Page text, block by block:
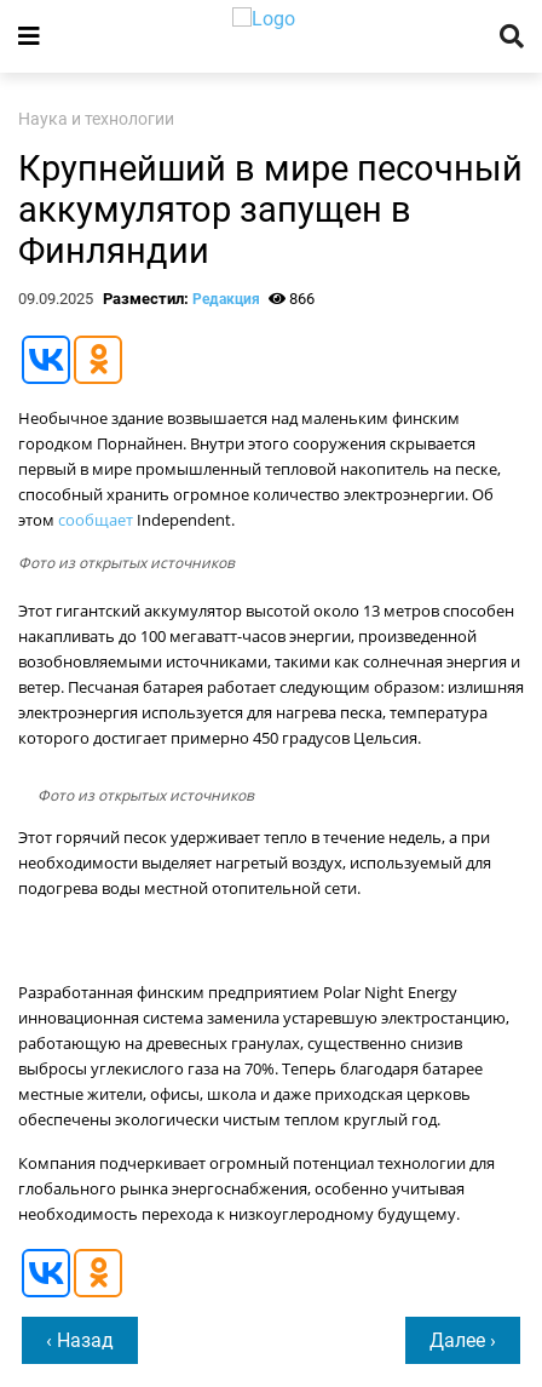
Наука и технологии
Крупнейший в мире песочный
аккумулятор запущен в
Финляндии
09.09.2025 Разместил: Редакция 866
Необычное здание возвышается над маленьким финским
городком Порнайнен. Внутри этого сооружения скрывается
первый в мире промышленный тепловой накопитель на песке,
способный хранить огромное количество электроэнергии. Об
этом сообщает Independent.
Фото из открытых источников
Этот гигантский аккумулятор высотой около 13 метров способен
накапливать до 100 мегаватт-часов энергии, произведенной
возобновляемыми источниками, такими как солнечная энергия и
ветер. Песчаная батарея работает следующим образом: излишняя
электроэнергия используется для нагрева песка, температура
которого достигает примерно 450 градусов Цельсия.
Фото из открытых источников
Этот горячий песок удерживает тепло в течение недель, а при
необходимости выделяет нагретый воздух, используемый для
подогрева воды местной отопительной сети.
Разработанная финским предприятием Polar Night Energy
инновационная система заменила устаревшую электростанцию,
работающую на древесных гранулах, существенно снизив
выбросы углекислого газа на 70%. Теперь благодаря батарее
местные жители, офисы, школа и даже приходская церковь
обеспечены экологически чистым теплом круглый год.
Компания подчеркивает огромный потенциал технологии для
глобального рынка энергоснабжения, особенно учитывая
необходимость перехода к низкоуглеродному будущему.
‹ Назад Далее ›